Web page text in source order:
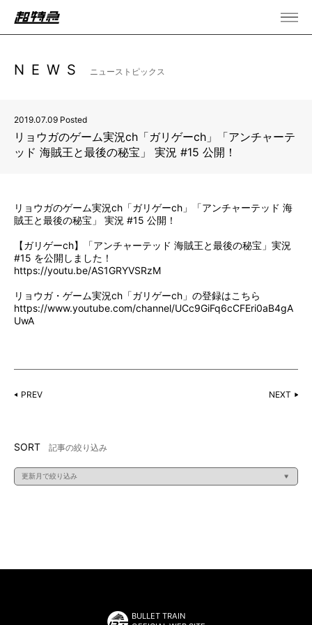
NEWS ニューストピックス
2019.07.09 Posted
リョウガのゲーム実況ch「ガリゲーch」「アンチャーテ
ッド 海賊王と最後の秘宝」 実況 #15 公開！
リョウガのゲーム実況ch「ガリゲーch」「アンチャーテッド 海
賊王と最後の秘宝」 実況 #15 公開！
【ガリゲーch】「アンチャーテッド 海賊王と最後の秘宝」実況
#15 を公開しました！
https://youtu.be/AS1GRYVSRzM
リョウガ・ゲーム実況ch「ガリゲーch」の登録はこちら
https://www.youtube.com/channel/UCc9GiFq6cCFEri0aB4gA
UwA
PREV NEXT
SORT 記事の絞り込み
BULLET TRAIN